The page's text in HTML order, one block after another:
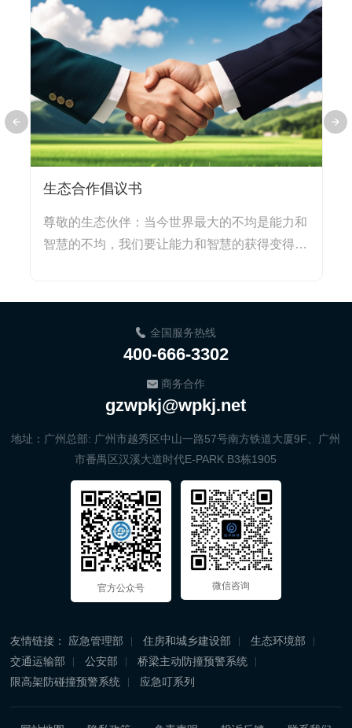
生态合作倡议书
尊敬的生态伙伴：当今世界最大的不均是能力和
智慧的不均，我们要让能力和智慧的获得变得更
全国服务热线
400-666-3302
商务合作
gzwpkj@wpkj.net
地址：广州总部: 广州市越秀区中山一路57号南方铁道大厦9F、广州
市番禺区汉溪大道时代E-PARK B3栋1905
官方公众号 微信咨询
友情链接： 应急管理部 住房和城乡建设部
生态环境部
交通运输部
公安部
桥梁主动防撞预警系统
限高架防碰撞预警系统
应急叮系列